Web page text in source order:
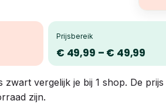
Prijsbereik
€ 49,99 – € 49,99
zwart vergelijk je bij 1 shop. De
zijn.